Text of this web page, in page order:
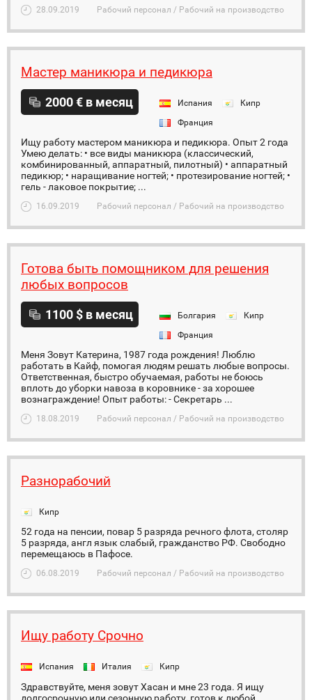
28.09.2019 Рабочий персонал / Рабочий на производство
Мастер маникюра и педикюра
2000 € в месяц Испания
Кипр
Франция
Ищу работу мастером маникюра и педикюра. Опыт 2 года
Умею делать: • все виды маникюра (классический,
комбинированный, аппаратный, пилотный) • аппаратный
педикюр; • наращивание ногтей; • протезирование ногтей; •
гель - лаковое покрытие; ...
16.09.2019 Рабочий персонал / Рабочий на производство
Готова быть помощником для решения
любых вопросов
1100 $ в месяц Болгария
Кипр
Франция
Меня Зовут Катерина, 1987 года рождения! Люблю
работать в Кайф, помогая людям решать любые вопросы.
Ответственная, быстро обучаемая, работы не боюсь
вплоть до уборки навоза в коровнике - за хорошее
вознаграждение! Опыт работы: - Секретарь ...
18.08.2019 Рабочий персонал / Рабочий на производство
Разнорабочий
Кипр
52 года на пенсии, повар 5 разряда речного флота, столяр
5 разряда, англ язык слабый, гражданство РФ. Свободно
перемещаюсь в Пафосе.
06.08.2019 Рабочий персонал / Рабочий на производство
Ищу работу Срочно
Испания Италия Кипр
Здравствуйте, меня зовут Хасан и мне 23 года. Я ищу